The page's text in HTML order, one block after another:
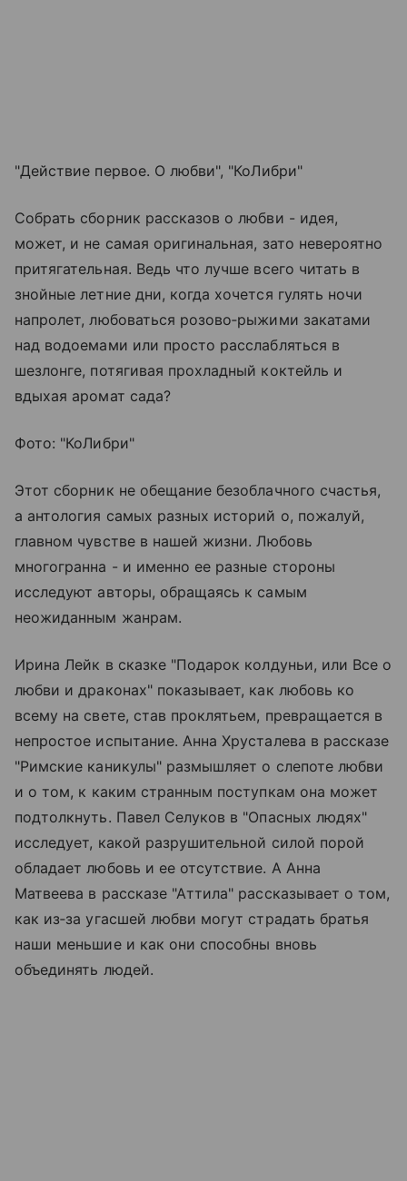
"Действие первое. О любви", "КоЛибри"
Собрать сборник рассказов о любви - идея,
может, и не самая оригинальная, зато невероятно
притягательная. Ведь что лучше всего читать в
знойные летние дни, когда хочется гулять ночи
напролет, любоваться розово‑рыжими закатами
над водоемами или просто расслабляться в
шезлонге, потягивая прохладный коктейль и
вдыхая аромат сада?
Фото: "КоЛибри"
Этот сборник не обещание безоблачного счастья,
а антология самых разных историй о, пожалуй,
главном чувстве в нашей жизни. Любовь
многогранна - и именно ее разные стороны
исследуют авторы, обращаясь к самым
неожиданным жанрам.
Ирина Лейк в сказке "Подарок колдуньи, или Все о
любви и драконах" показывает, как любовь ко
всему на свете, став проклятьем, превращается в
непростое испытание. Анна Хрусталева в рассказе
"Римские каникулы" размышляет о слепоте любви
и о том, к каким странным поступкам она может
подтолкнуть. Павел Селуков в "Опасных людях"
исследует, какой разрушительной силой порой
обладает любовь и ее отсутствие. А Анна
Матвеева в рассказе "Аттила" рассказывает о том,
как из‑за угасшей любви могут страдать братья
наши меньшие и как они способны вновь
объединять людей.